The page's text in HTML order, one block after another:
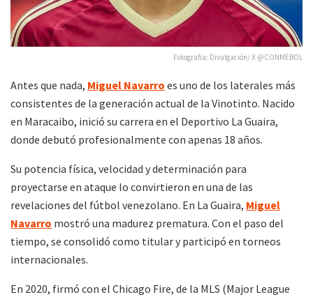
Fotografia: Divulgación/ X @CONMEBOL
Antes que nada, Miguel Navarro es uno de los laterales más
consistentes de la generación actual de la Vinotinto. Nacido
en Maracaibo, inició su carrera en el Deportivo La Guaira,
donde debutó profesionalmente con apenas 18 años.
Su potencia física, velocidad y determinación para
proyectarse en ataque lo convirtieron en una de las
revelaciones del fútbol venezolano. En La Guaira, Miguel
Navarro mostró una madurez prematura. Con el paso del
tiempo, se consolidó como titular y participó en torneos
internacionales.
En 2020, firmó con el Chicago Fire, de la MLS (Major League